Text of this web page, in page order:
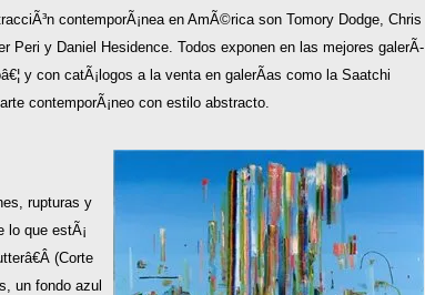
contemporÃ¡nea en AmÃ©rica son Tomory Dodge, Chris
Peri y Daniel Hesidence. Todos exponen en las mejores galerÃ­
y con catÃ¡logos a la venta en galerÃ­as como la Saatchi
contemporÃ¡neo con estilo abstracto.
rupturas y
lo que estÃ¡
(Corte
un fondo azul